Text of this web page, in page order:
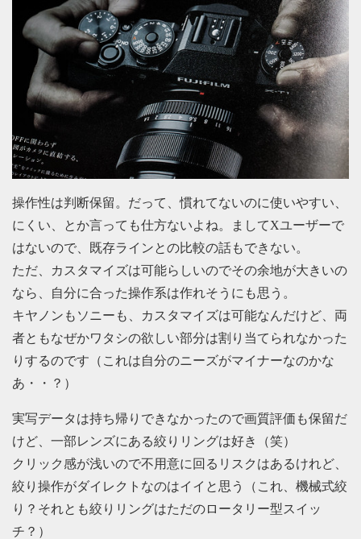
操作性は判断保留。だって、慣れてないのに使いやすい、
にくい、とか言っても仕方ないよね。ましてXユーザーで
はないので、既存ラインとの比較の話もできない。
ただ、カスタマイズは可能らしいのでその余地が大きいの
なら、自分に合った操作系は作れそうにも思う。
キヤノンもソニーも、カスタマイズは可能なんだけど、両
者ともなぜかワタシの欲しい部分は割り当てられなかった
りするのです（これは自分のニーズがマイナーなのかな
あ・・？）
実写データは持ち帰りできなかったので画質評価も保留だ
けど、一部レンズにある絞りリングは好き（笑）
クリック感が浅いので不用意に回るリスクはあるけれど、
絞り操作がダイレクトなのはイイと思う（これ、機械式絞
り？それとも絞りリングはただのロータリー型スイッ
チ？）